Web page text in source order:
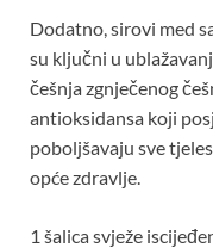
Dodatno, sirovi med
su ključni u
češnja zgnječenog
antioksidansa koji
poboljšavaju sve
opće zdravlje.
1 šalica svježe